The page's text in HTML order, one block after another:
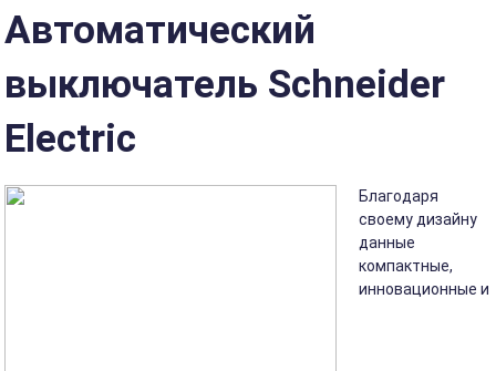
Автоматический
выключатель Schneider
Electric
Благодаря
своему дизайну
данные
компактные,
инновационные и